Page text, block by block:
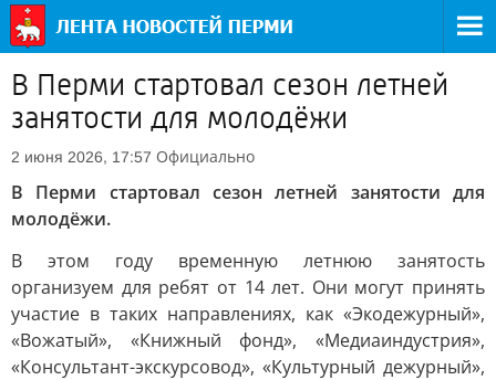
В Перми стартовал сезон летней
занятости для молодёжи
2 июня 2026, 17:57 Официально
В Перми стартовал сезон летней занятости для
молодёжи.
В этом году временную летнюю занятость
организуем для ребят от 14 лет. Они могут принять
участие в таких направлениях, как «Экодежурный»,
«Вожатый», «Книжный фонд», «Медиаиндустрия»,
«Консультант-экскурсовод», «Культурный дежурный»,